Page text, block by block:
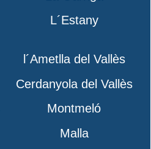
L´Estany
l´Ametlla del Vallès
Cerdanyola del Vallès
Montmeló
Malla